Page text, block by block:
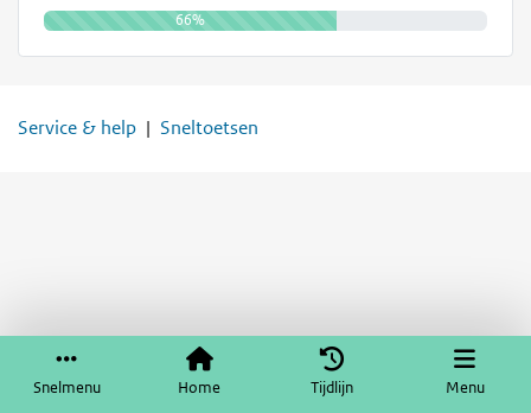
Snelmenu Home Tijdlijn Menu
66%
Service & help Sneltoetsen